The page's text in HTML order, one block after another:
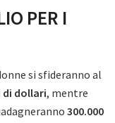
PER I
si sfideranno al
di dollari, mentre
300.000